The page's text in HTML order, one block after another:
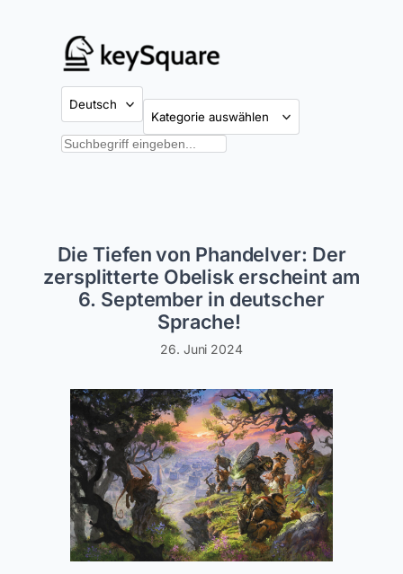
Suchen
Die Tiefen von Phandelver: Der
zersplitterte Obelisk erscheint am
6. September in deutscher
Sprache!
26. Juni 2024